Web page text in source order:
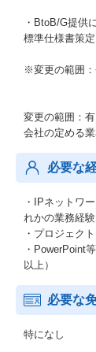
・BtoB/G提供
標準仕様書策定
※変更の範囲
変更の範囲：有
会社の定める
必要な
・IPネットワ
れかの業務経験
・プロジェク
・PowerPoint
以上）
必要な
特になし